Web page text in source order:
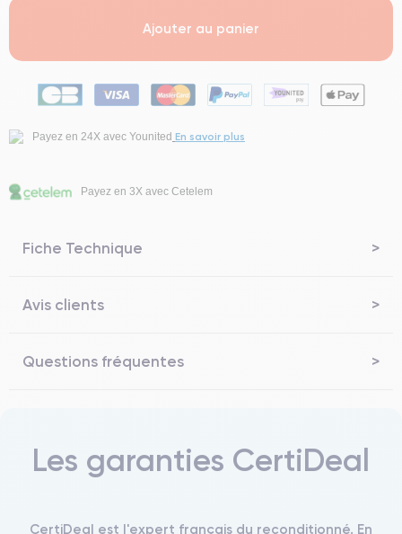
Ajouter au panier
Payez en 24X avec Younited En savoir plus
Payez en 3X avec Cetelem
Fiche Technique
Avis clients
Questions fréquentes
Les garanties CertiDeal
CertiDeal est l'expert français du reconditionné. En